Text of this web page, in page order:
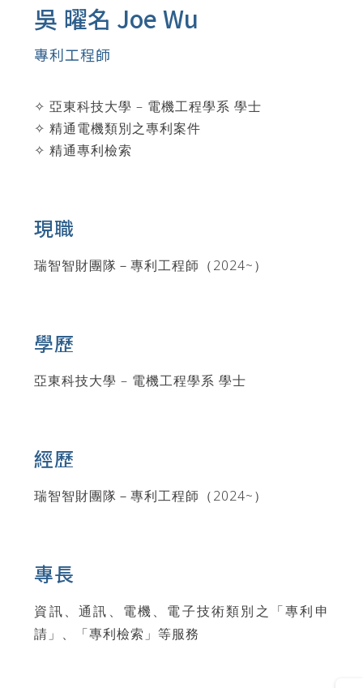
吳 曜名 Joe Wu
專利工程師
✧ 亞東科技大學 – 電機工程學系 學士
✧ 精通電機類別之專利案件
✧ 精通專利檢索
現職
瑞智智財團隊－專利工程師（2024~）
學歷
亞東科技大學 – 電機工程學系 學士
經歷
瑞智智財團隊－專利工程師（2024~）
專長
資訊、通訊、電機、電子技術類別之「專利申
請」、「專利檢索」等服務